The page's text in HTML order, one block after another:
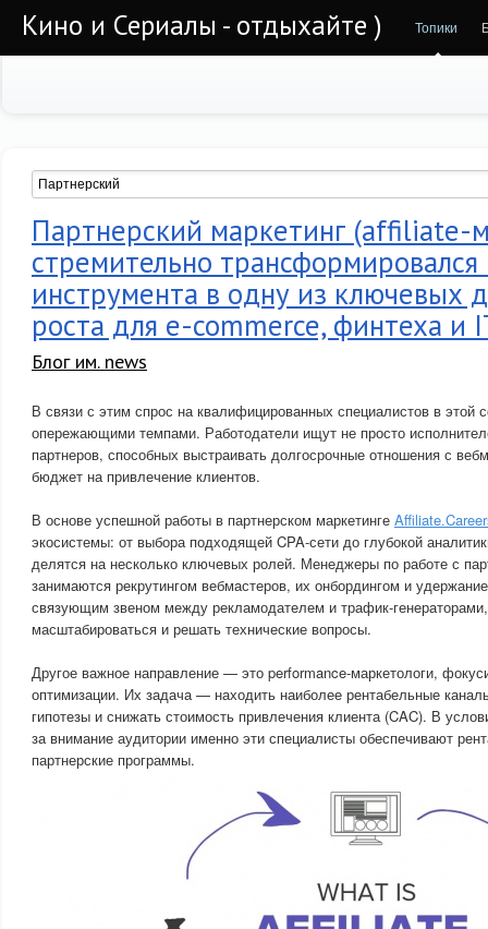
Кино и Сериалы - отдыхайте ) Топики
Партнерский маркетинг (affiliate-
стремительно
инструмента в одну из ключевых
роста для e-commerce, финтеха и
Блог им. news
В связи с этим спрос на квалифицированных специалистов в этой
опережающими темпами. Работодатели ищут не просто
партнеров, способных выстраивать долгосрочные отношения с
бюджет на привлечение клиентов.
В основе успешной работы в партнерском маркетинге
экосистемы: от выбора подходящей CPA-сети до глубокой
делятся на несколько ключевых ролей. Менеджеры по работе с
занимаются рекрутингом вебмастеров, их онбордингом и
связующим звеном между рекламодателем и трафик-
масштабироваться и решать технические вопросы.
Другое важное направление — это performance-маркетологи,
оптимизации. Их задача — находить наиболее рентабельные
гипотезы и снижать стоимость привлечения клиента (CAC). В
за внимание аудитории именно эти специалисты обеспечивают
партнерские программы.